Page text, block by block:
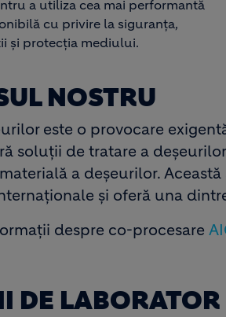
a utiliza cea mai performantă
cu privire la siguranţa,
şi protecţia mediului.
NOSTRU
este o provocare
soluții de tratare a
a deșeurilor.
și oferă una
despre co-procesare
DE LABORATOR